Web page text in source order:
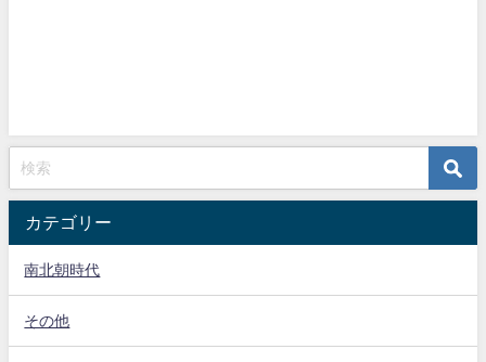
カテゴリー
南北朝時代
その他